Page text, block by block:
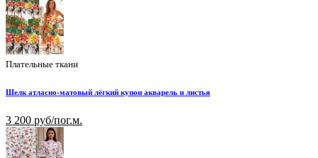
Плательные ткани
Шелк атласно-матовый лёгкий купон акварель и листья
3 200 руб/пог.м.